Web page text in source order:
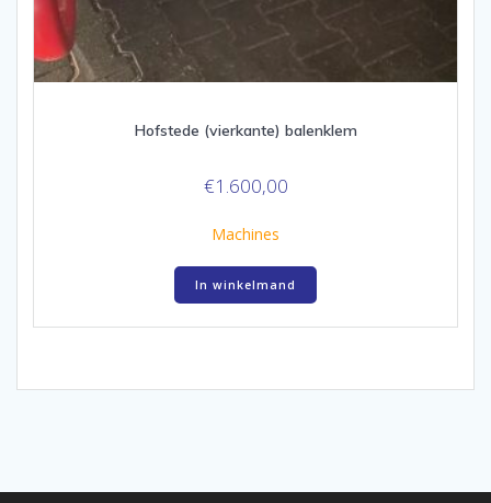
Hofstede (vierkante) balenklem
€1.600,00
Machines
In winkelmand